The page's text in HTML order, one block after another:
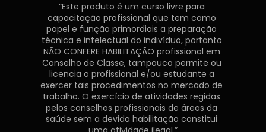
“Este produto é um curso livre para
capacitação profissional que tem como
papel e função primordiais a preparação
técnica e intelectual do indivíduo, portanto
NÃO CONFERE HABILITAÇÃO profissional em
Conselho de Classe, tampouco permite ou
licencia o profissional e/ou estudante a
exercer tais procedimentos no mercado de
trabalho. O exercício de atividades regidas
pelos conselhos profissionais de áreas da
saúde sem a devida habilitação constitui